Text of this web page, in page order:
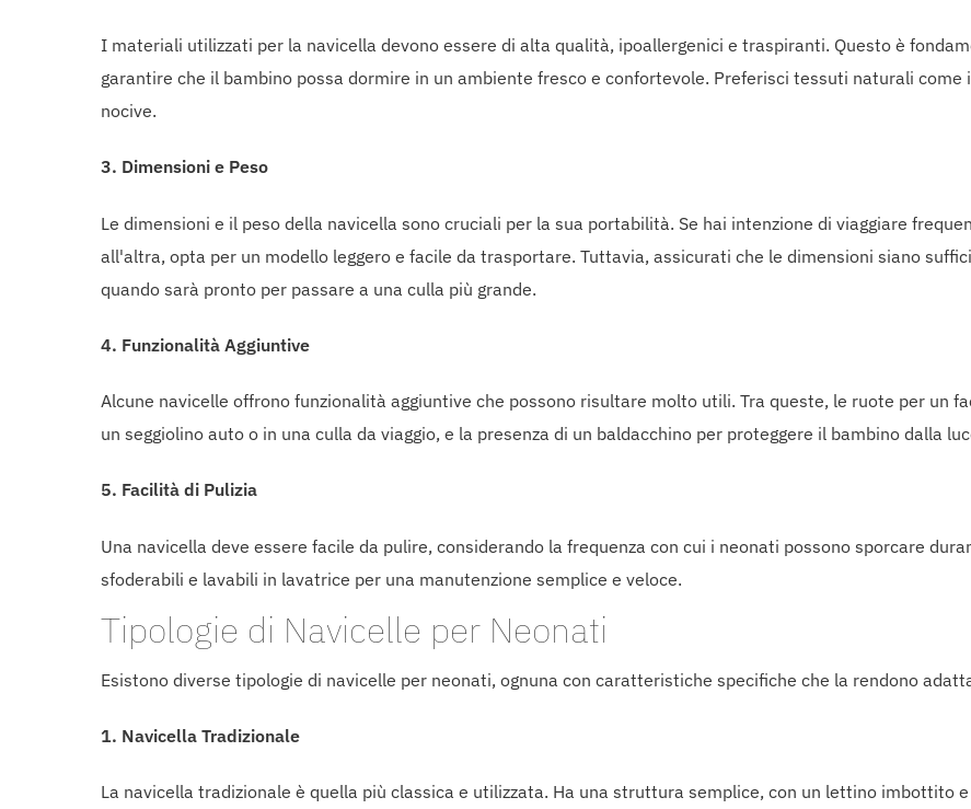
I materiali utilizzati per la navicella devono essere di alta qualità, ipoallergenici e traspiranti. Questo è
garantire che il bambino possa dormire in un ambiente fresco e confortevole. Preferisci tessuti naturali
nocive.
3. Dimensioni e Peso
Le dimensioni e il peso della navicella sono cruciali per la sua portabilità. Se hai intenzione di viaggiare
all'altra, opta per un modello leggero e facile da trasportare. Tuttavia, assicurati che le dimensioni siano
quando sarà pronto per passare a una culla più grande.
4. Funzionalità Aggiuntive
Alcune navicelle offrono funzionalità aggiuntive che possono risultare molto utili. Tra queste, le ruote per un
un seggiolino auto o in una culla da viaggio, e la presenza di un baldacchino per proteggere il bambino dalla
5. Facilità di Pulizia
Una navicella deve essere facile da pulire, considerando la frequenza con cui i neonati possono sporcare
sfoderabili e lavabili in lavatrice per una manutenzione semplice e veloce.
Tipologie di Navicelle per Neonati
Esistono diverse tipologie di navicelle per neonati, ognuna con caratteristiche specifiche che la rendono
1. Navicella Tradizionale
La navicella tradizionale è quella più classica e utilizzata. Ha una struttura semplice, con un lettino imbottito